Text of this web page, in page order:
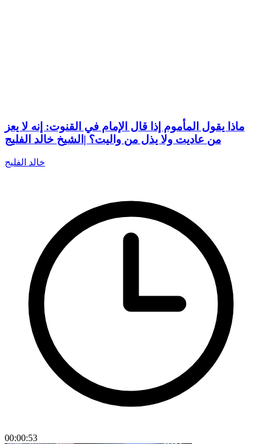
ماذا يقول المأموم إذا قال الإمام في القنوت: إنه لا يعز
من عاديت ولا يذل من واليت؟ |الشيخ خالد الفليج
خالد الفليج
00:00:53